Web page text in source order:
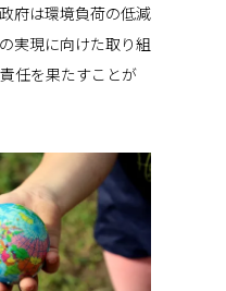
府は環境負荷の低減
実現に向けた取り組
任を果たすことが